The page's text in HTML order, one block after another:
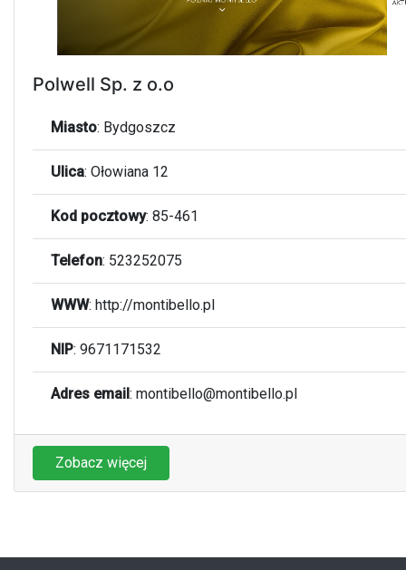
Polwell Sp. z o.o
Miasto: Bydgoszcz
Ulica: Ołowiana 12
Kod pocztowy: 85-461
Telefon: 523252075
WWW: http://montibello.pl
NIP: 9671171532
Adres email: montibello@montibello.pl
Zobacz więcej